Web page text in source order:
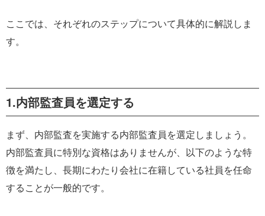
ここでは、それぞれのステップについて具体的に解説しま
す。
1.内部監査員を選定する
まず、内部監査を実施する内部監査員を選定しましょう。
内部監査員に特別な資格はありませんが、以下のような特
徴を満たし、長期にわたり会社に在籍している社員を任命
することが一般的です。